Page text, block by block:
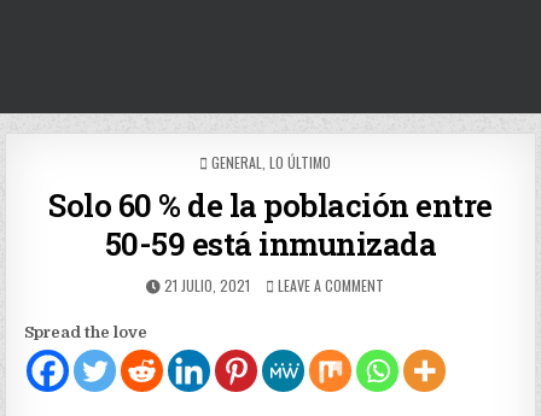
POSTED
GENERAL LO ÚLTIMO
Solo 60 % de la población entre
50-59 está inmunizada
PUBLISHED
21 JULIO, 2021 LEAVE A COMMENTON
%
DE
LA
Spread the love